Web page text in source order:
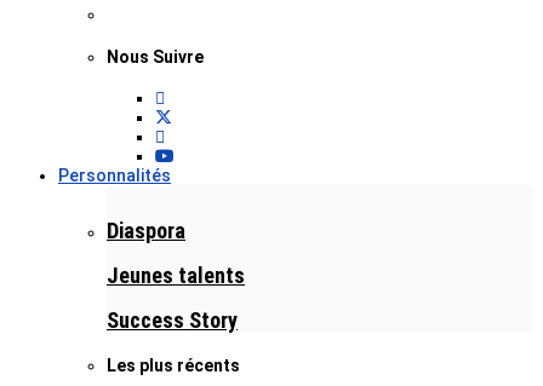
Nous Suivre
Personnalités
Diaspora
Jeunes talents
Success Story
Les plus récents